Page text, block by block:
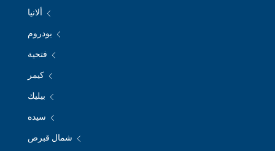
ألانيا
بودروم
فتحية
كيمر
بيليك
سيده
شمال قبرص